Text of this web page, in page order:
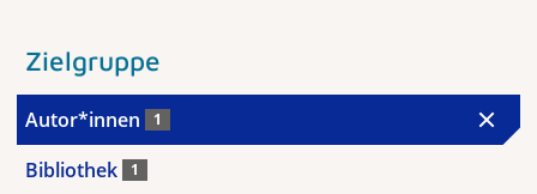
Zielgruppe
Autor*innen 1
Bibliothek 1